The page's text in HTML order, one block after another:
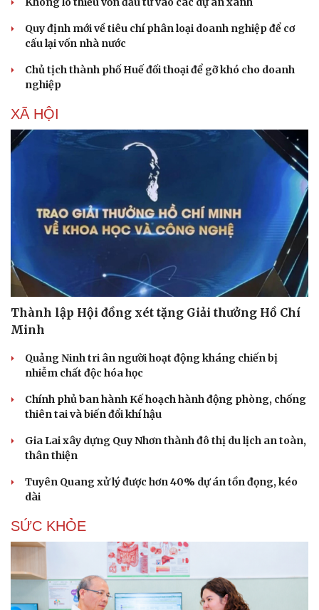
Du lịch
Săn Tour
Podcast
Câu chuyện thời sự
Đọc truyện đêm khuya
Quy định mới về tiêu chí phân loại doanh nghiệp để cơ
cấu lại vốn nhà nước
Chủ tịch thành phố Huế đối thoại để gỡ khó cho doanh
nghiệp
XÃ HỘI
Thành lập Hội đồng xét tặng Giải thưởng Hồ Chí
Minh
Quảng Ninh tri ân người hoạt động kháng chiến bị
nhiễm chất độc hóa học
Chính phủ ban hành Kế hoạch hành động phòng, chống
thiên tai và biến đổi khí hậu
Gia Lai xây dựng Quy Nhơn thành đô thị du lịch an toàn,
thân thiện
Tuyên Quang xử lý được hơn 40% dự án tồn đọng, kéo
dài
SỨC KHỎE